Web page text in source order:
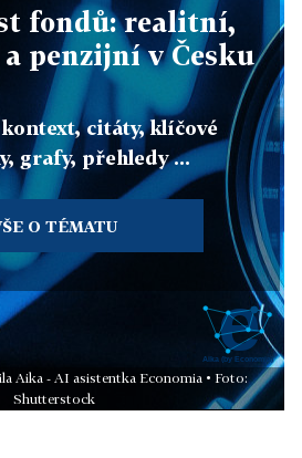
fondů: realitní,
penzijní v Česku
citáty, klíčové
grafy, přehledy ...
O TÉMATU
Aika - AI asistentka Economia • Foto:
Shutterstock